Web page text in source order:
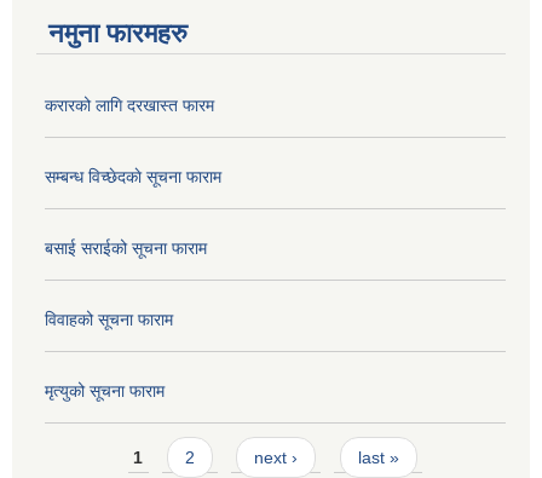
नमुना फारमहरु
करारको लागि दरखास्त फारम
सम्बन्ध विच्छेदकाे सूचना फाराम
बसाई सराईको सूचना फाराम
विवाहको सूचना फाराम
मृत्युको सूचना फाराम
Pages1 2 next › last »